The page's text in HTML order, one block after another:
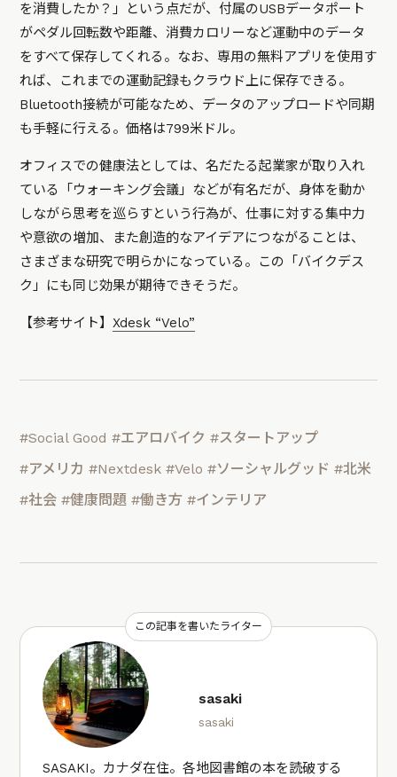
を消費したか？」という点だが、付属のUSBデータポート
がペダル回転数や距離、消費カロリーなど運動中のデータ
をすべて保存してくれる。なお、専用の無料アプリを使用す
れば、これまでの運動記録もクラウド上に保存できる。
Bluetooth接続が可能なため、データのアップロードや同期
も手軽に行える。価格は799米ドル。
オフィスでの健康法としては、名だたる起業家が取り入れ
ている「ウォーキング会議」などが有名だが、身体を動か
しながら思考を巡らすという行為が、仕事に対する集中力
や意欲の増加、また創造的なアイデアにつながることは、
さまざまな研究で明らかになっている。この「バイクデス
ク」にも同じ効果が期待できそうだ。
【参考サイト】Xdesk “Velo”
#Social Good #エアロバイク #スタートアップ
#アメリカ #Nextdesk #Velo #ソーシャルグッド #北米
#社会 #健康問題 #働き方 #インテリア
この記事を書いたライター
sasaki
sasaki
SASAKI。カナダ在住。各地図書館の本を読破する